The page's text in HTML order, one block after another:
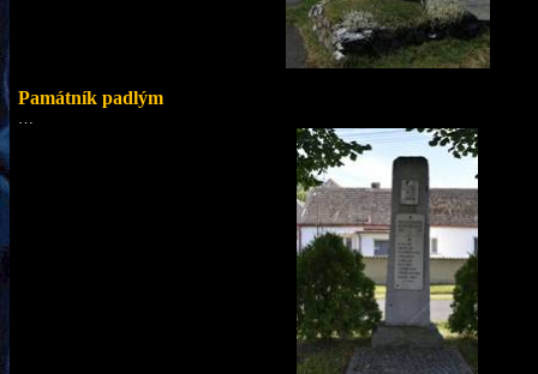
Památník padlým
…